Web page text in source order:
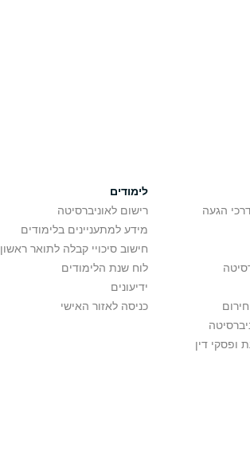
הגעה
ופסקי דין
לימודים
רישום לאוניברסיטה
מידע למתעניינים בלימודים
חישוב סיכויי קבלה לתואר ראשון
לוח שנת הלימודים
ידיעונים
כניסה לאזור האישי